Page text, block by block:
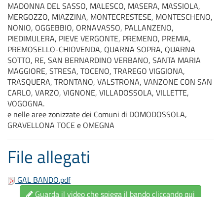
MADONNA DEL SASSO, MALESCO, MASERA, MASSIOLA,
MERGOZZO, MIAZZINA, MONTECRESTESE, MONTESCHENO,
NONIO, OGGEBBIO, ORNAVASSO, PALLANZENO,
PIEDIMULERA, PIEVE VERGONTE, PREMENO, PREMIA,
PREMOSELLO-CHIOVENDA, QUARNA SOPRA, QUARNA
SOTTO, RE, SAN BERNARDINO VERBANO, SANTA MARIA
MAGGIORE, STRESA, TOCENO, TRAREGO VIGGIONA,
TRASQUERA, TRONTANO, VALSTRONA, VANZONE CON SAN
CARLO, VARZO, VIGNONE, VILLADOSSOLA, VILLETTE,
VOGOGNA.
e nelle aree zonizzate dei Comuni di DOMODOSSOLA,
GRAVELLONA TOCE e OMEGNA
File allegati
GAL BANDO.pdf
Guarda il video che spiega il bando cliccando qui